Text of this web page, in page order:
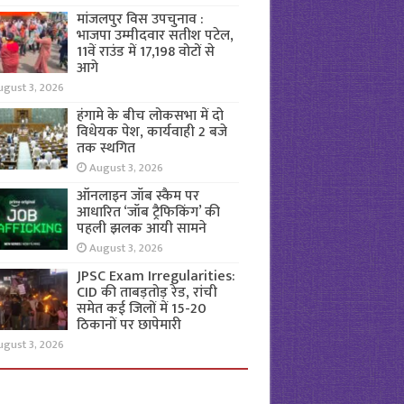
मांजलपुर विस उपचुनाव :
भाजपा उम्मीदवार सतीश पटेल,
11वें राउंड में 17,198 वोटों से
आगे
3, 2026
हंगामे के बीच लोकसभा में दो
विधेयक पेश, कार्यवाही 2 बजे
तक स्थगित
August 3, 2026
ऑनलाइन जॉब स्कैम पर
आधारित ‘जॉब ट्रैफिकिंग’ की
पहली झलक आयी सामने
August 3, 2026
JPSC Exam Irregularities:
CID की ताबड़तोड़ रेड, रांची
समेत कई जिलों में 15-20
ठिकानों पर छापेमारी
3, 2026